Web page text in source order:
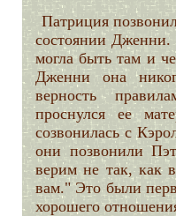
Патриция
состоянии
могла быть там и
Дженни она
верность
проснулся ее
созвонилась с
они позвонили
верим не так,
вам." Это были
хорошего